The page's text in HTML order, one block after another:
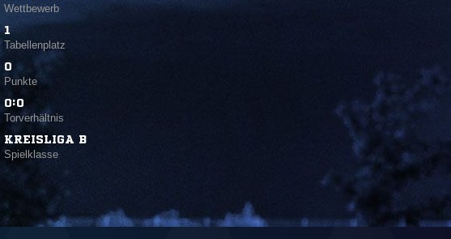
Wettbewerb
1
Tabellenplatz
0
Punkte
0:0
Torverhältnis
KREISLIGA B
Spielklasse